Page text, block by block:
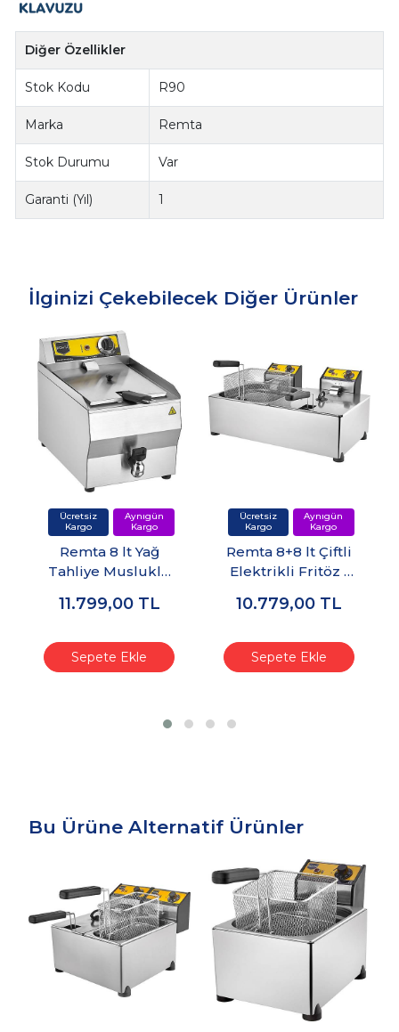
Diğer Özellikler
Stok Kodu R90
Marka Remta
Stok Durumu Var
Garanti (Yıl) 1
İlginizi Çekebilecek Diğer Ürünler
Remta 8 lt Yağ
Tahliye Musluklu
R110
11.799,00 TL
Sepete Ekle
Remta 8+8 lt Çiftli
Elektrikli Fritöz -
10.779,00 TL
Sepete Ekle
Bu Ürüne Alternatif Ürünler